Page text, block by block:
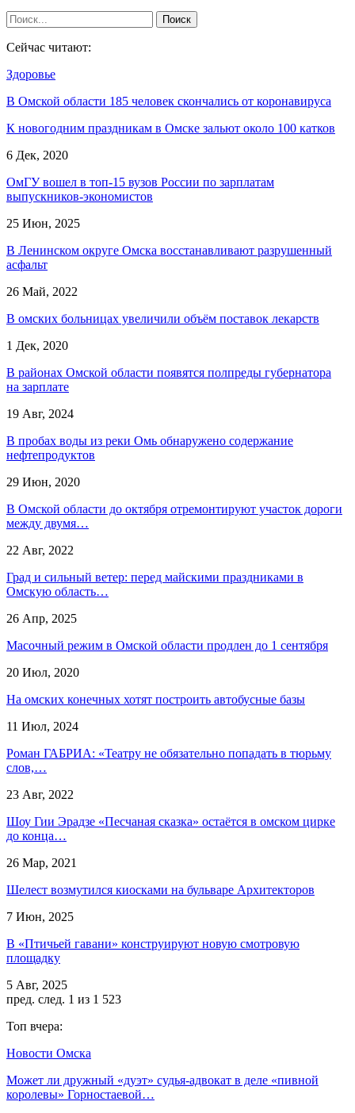
Сейчас читают:
Здоровье
В Омской области 185 человек скончались от коронавируса
К новогодним праздникам в Омске зальют около 100 катков
6 Дек, 2020
ОмГУ вошел в топ-15 вузов России по зарплатам
выпускников-экономистов
25 Июн, 2025
В Ленинском округе Омска восстанавливают разрушенный
асфальт
26 Май, 2022
В омских больницах увеличили объём поставок лекарств
1 Дек, 2020
В районах Омской области появятся полпреды губернатора
на зарплате
19 Авг, 2024
В пробах воды из реки Омь обнаружено содержание
нефтепродуктов
29 Июн, 2020
В Омской области до октября отремонтируют участок дороги
между двумя…
22 Авг, 2022
Град и сильный ветер: перед майскими праздниками в
Омскую область…
26 Апр, 2025
Масочный режим в Омской области продлен до 1 сентября
20 Июл, 2020
На омских конечных хотят построить автобусные базы
11 Июл, 2024
Роман ГАБРИА: «Театру не обязательно попадать в тюрьму
слов,…
23 Авг, 2022
Шоу Гии Эрадзе «Песчаная сказка» остаётся в омском цирке
до конца…
26 Мар, 2021
Шелест возмутился киосками на бульваре Архитекторов
7 Июн, 2025
В «Птичьей гавани» конструируют новую смотровую
площадку
5 Авг, 2025
пред. след. 1 из 1 523
Топ вчера:
Новости Омска
Может ли дружный «дуэт» судья-адвокат в деле «пивной
королевы» Горностаевой…